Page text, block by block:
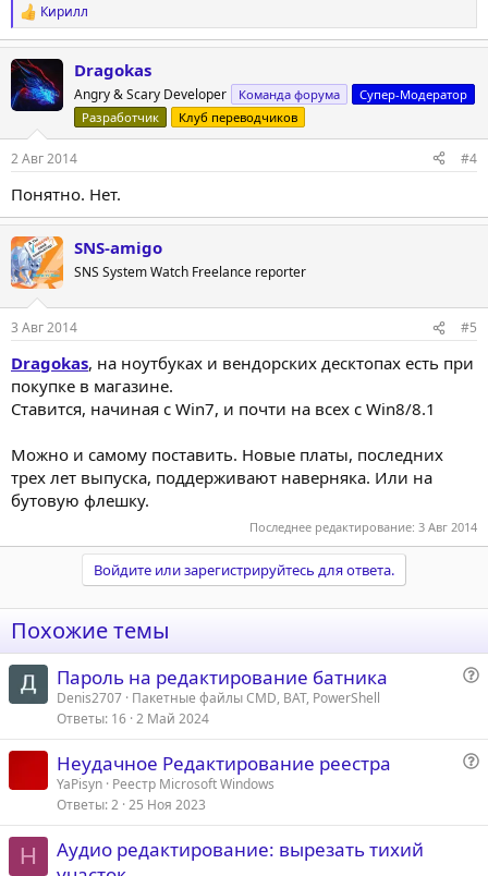
Р
е
а
к
ц
и
:
Кирилл
Dragokas
Angry & Scary Developer Команда форума
Супер-Модератор
Разработчик
Клуб переводчиков
2 Авг 2014 #4
Понятно. Нет.
SNS-amigo
SNS System Watch Freelance reporter
3 Авг 2014 #5
Dragokas, на ноутбуках и вендорских десктопах есть при
покупке в магазине.
Ставится, начиная с Win7, и почти на всех с Win8/8.1
Можно и самому поставить. Новые платы, последних
трех лет выпуска, поддерживают наверняка. Или на
бутовую флешку.
Последнее редактирование: 3 Авг 2014
Войдите или зарегистрируйтесь для ответа.
Похожие темы
В
р
о
Пароль на редактирование батника
Denis2707 Пакетные файлы CMD, BAT, PowerShell
Ответы 16 2 Май 2024
В
р
Неудачное Редактирование реестра
YaPisyn Реестр Microsoft Windows
Ответы 2 25 Ноя 2023
H
Аудио редактирование: вырезать тихий